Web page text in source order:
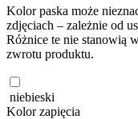
Kolor paska może
zdjęciach – zależnie od
Różnice te nie stanowią
zwrotu produktu.
niebieski
Kolor zapięcia